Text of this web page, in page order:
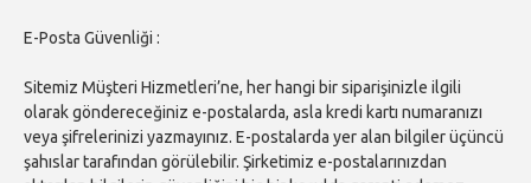
E-Posta Güvenliği :
Sitemiz Müşteri Hizmetleri’ne, her hangi bir siparişinizle ilgili
olarak göndereceğiniz e-postalarda, asla kredi kartı numaranızı
veya şifrelerinizi yazmayınız. E-postalarda yer alan bilgiler üçüncü
şahıslar tarafından görülebilir. Şirketimiz e-postalarınızdan